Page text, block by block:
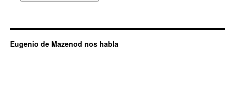
Eugenio de Mazenod nos habla